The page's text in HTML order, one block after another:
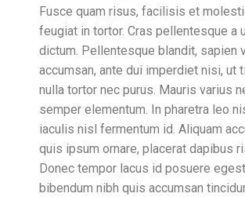
Fusce quam risus, facilisis et
feugiat in tortor. Cras pellentesque a
dictum. Pellentesque blandit, sapien
accumsan, ante dui imperdiet nisi, ut
nulla tortor nec purus. Mauris varius
semper elementum. In pharetra leo
iaculis nisl fermentum id. Aliquam
quis ipsum ornare, placerat dapibus
Donec tempor lacus id posuere
bibendum nibh quis accumsan